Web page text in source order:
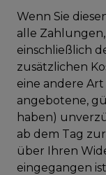
Wenn Sie
alle
einschließlich
zusätzlichen
eine andere
angebotene,
haben)
ab dem Tag
über Ihren
eingegangen